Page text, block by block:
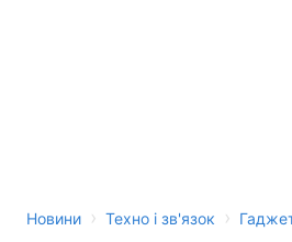
Новини › Техно і зв'язок ›